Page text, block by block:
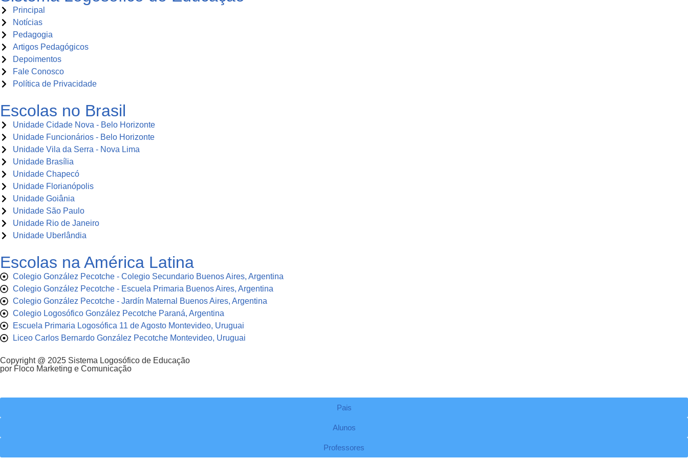
Principal
Notícias
Pedagogia
Artigos Pedagógicos
Depoimentos
Fale Conosco
Política de Privacidade
Escolas no Brasil
Unidade Cidade Nova - Belo Horizonte
Unidade Funcionários - Belo Horizonte
Unidade Vila da Serra - Nova Lima
Unidade Brasília
Unidade Chapecó
Unidade Florianópolis
Unidade Goiânia
Unidade São Paulo
Unidade Rio de Janeiro
Unidade Uberlândia
Escolas na América Latina
Colegio González Pecotche - Colegio Secundario Buenos Aires, Argentina
Colegio González Pecotche - Escuela Primaria Buenos Aires, Argentina
Colegio González Pecotche - Jardín Maternal Buenos Aires, Argentina
Colegio Logosófico González Pecotche Paraná, Argentina
Escuela Primaria Logosófica 11 de Agosto Montevideo, Uruguai
Liceo Carlos Bernardo González Pecotche Montevideo, Uruguai
Copyright @ 2025 Sistema Logosófico de Educação
por Floco Marketing e Comunicação
Pais
Alunos
Professores